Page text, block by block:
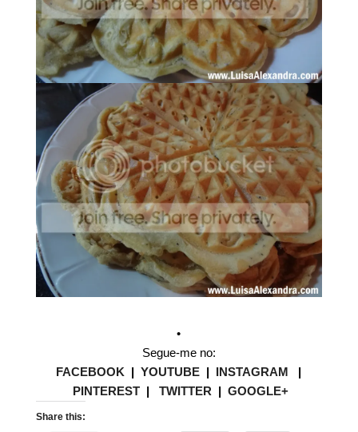
•
Segue-me no:
FACEBOOK |YOUTUBE | INSTAGRAM
|
PINTEREST| TWITTER | GOOGLE+
Share this: